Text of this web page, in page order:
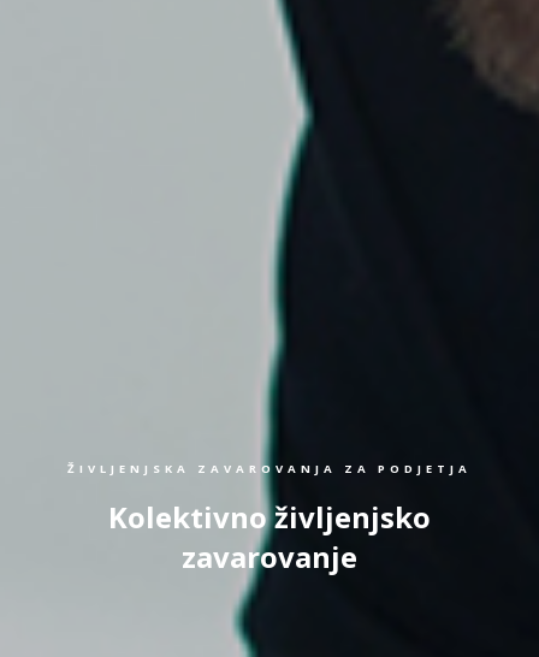
ŽIVLJENJSKA ZAVAROVANJA ZA PODJETJA
Kolektivno življenjsko
zavarovanje